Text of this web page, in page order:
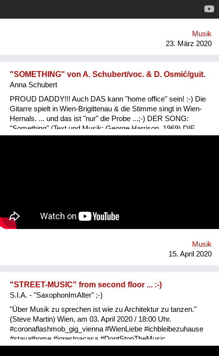
Musik
23. März 2020
"SOMETHING" von A. Schubert/voc. & D. Osmić/guit.
Anna Schubert
PROUD DADDY!!! Auch DAS kann "home office" sein! :-) Die
Gitarre spielt in Wien-Brigittenau & die Stimme singt in Wien-
Hernals. ... und das ist "nur" die Probe ...;-) DER SONG:
"Something" (Text und Musik: George Harrison, 1969) DIE
Musik
15. April 2020
"STREET-MUSIC" from second floor ... :-)
S.I.A. - "SaxophonImAlter" ;-)
"Über Musik zu sprechen ist wie zu Architektur zu tanzen."
(Steve Martin) Wien, am 03. April 2020 / 18:00 Uhr.
#coronaflashmob_gig_vienna #WienLiebe #ichbleibezuhause
#stayathome #iorestoacasa #DontStopTheMusic,